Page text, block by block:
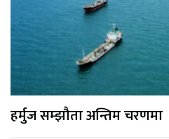
हर्मुज सम्झौता अन्तिम चरणमा